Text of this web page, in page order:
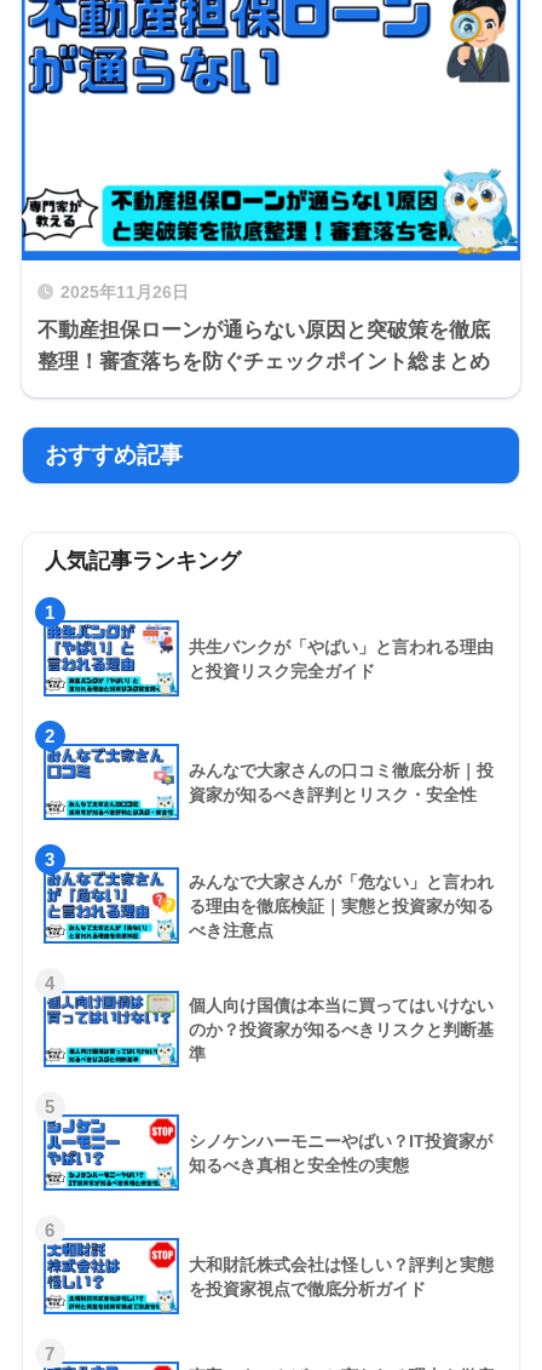
2025年11月26日
不動産担保ローンが通らない原因と突破策を徹底
整理！審査落ちを防ぐチェックポイント総まとめ
おすすめ記事
人気記事ランキング
1
共生バンクが「やばい」と言われる理由
と投資リスク完全ガイド
2
みんなで大家さんの口コミ徹底分析｜投
資家が知るべき評判とリスク・安全性
3
みんなで大家さんが「危ない」と言われ
る理由を徹底検証｜実態と投資家が知る
べき注意点
4
個人向け国債は本当に買ってはいけない
のか？投資家が知るべきリスクと判断基
準
5
シノケンハーモニーやばい？IT投資家が
知るべき真相と安全性の実態
6
大和財託株式会社は怪しい？評判と実態
を投資家視点で徹底分析ガイド
7